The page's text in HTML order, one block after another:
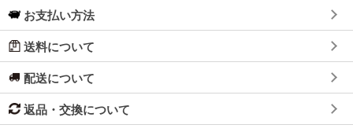
お支払い方法
送料について
配送について
返品・交換について